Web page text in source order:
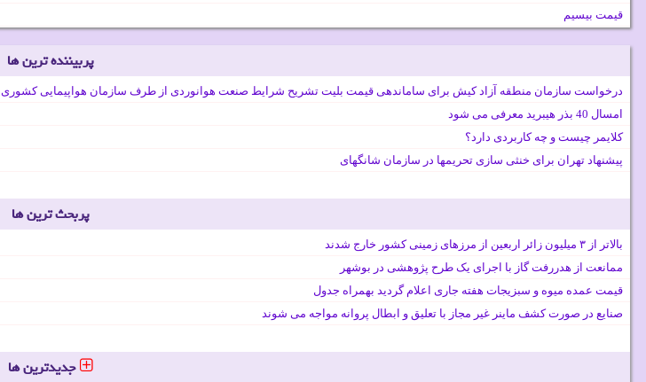
قیمت بیسیم
پربیننده ترین ها
درخواست سازمان منطقه آزاد کیش برای ساماندهی قیمت بلیت تشریح شرایط صنعت هوانوردی از طرف سازمان هواپیمایی کشوری
امسال 40 بذر هیبرید معرفی می شود
کلایمر چیست و چه کاربردی دارد؟
پیشنهاد تهران برای خنثی سازی تحریمها در سازمان شانگهای
پربحث ترین ها
بالاتر از ۳ میلیون زائر اربعین از مرزهای زمینی کشور خارج شدند
ممانعت از هدررفت گاز با اجرای یک طرح پژوهشی در بوشهر
قیمت عمده میوه و سبزیجات هفته جاری اعلام گردید بهمراه جدول
صنایع در صورت کشف ماینر غیر مجاز با تعلیق و ابطال پروانه مواجه می شوند
جدیدترین ها